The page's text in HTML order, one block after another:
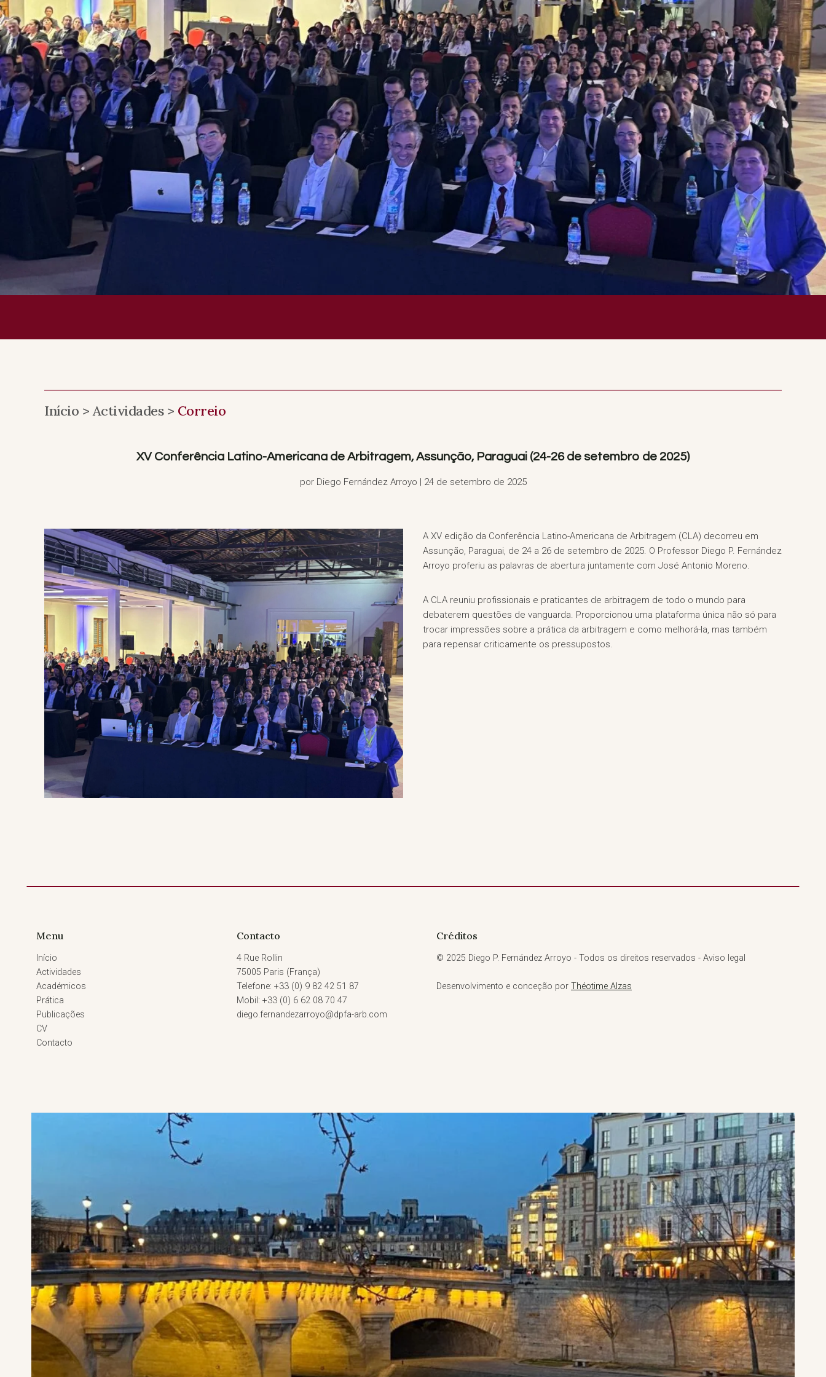
Início >Actividades > Correio
XV Conferência Latino-Americana de Arbitragem, Assunção, Paraguai (24-26 de setembro de 2025)
por Diego Fernández Arroyo | 24 de setembro de 2025
A XV edição da Conferência Latino-Americana de Arbitragem (CLA) decorreu em
Assunção, Paraguai, de 24 a 26 de setembro de 2025. O Professor Diego P. Fernández
Arroyo proferiu as palavras de abertura juntamente com José Antonio Moreno.
A CLA reuniu profissionais e praticantes de arbitragem de todo o mundo para
debaterem questões de vanguarda. Proporcionou uma plataforma única não só para
trocar impressões sobre a prática da arbitragem e como melhorá-la, mas também
para repensar criticamente os pressupostos.
Menu
Início
Actividades
Académicos
Prática
Publicações
CV
Contacto
Contacto
4 Rue Rollin
75005 Paris (França)
Telefone: +33 (0) 9 82 42 51 87
Mobil: +33 (0) 6 62 08 70 47
diego.fernandezarroyo@dpfa-arb.com
Créditos
© 2025 Diego P. Fernández Arroyo - Todos os direitos reservados - Aviso legal
Desenvolvimento e conceção por Théotime Alzas